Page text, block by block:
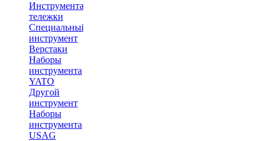
Инструментальные
тележки
Специальный
инструмент
Верстаки
Наборы
инструмента
YATO
Другой
инструмент
Наборы
инструмента
USAG